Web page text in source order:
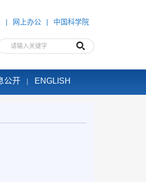
| 网上办公 | 中国科学院
公开 | ENGLISH